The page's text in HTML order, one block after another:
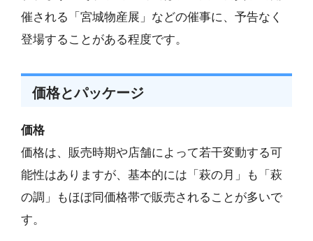
催される「宮城物産展」などの催事に、予告なく
登場することがある程度です。
価格とパッケージ
価格
価格は、販売時期や店舗によって若干変動する可
能性はありますが、基本的には「萩の月」も「萩
の調」もほぼ同価格帯で販売されることが多いで
す。